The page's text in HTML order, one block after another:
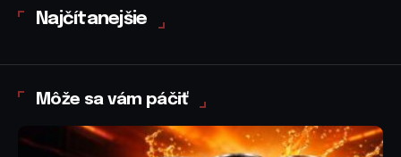
Najčítanejšie
Môže sa vám páčiť